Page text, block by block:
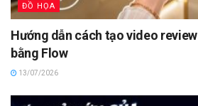
ĐỒ HỌA
Hướng dẫn cách tạo video
bằng Flow
13/07/2026